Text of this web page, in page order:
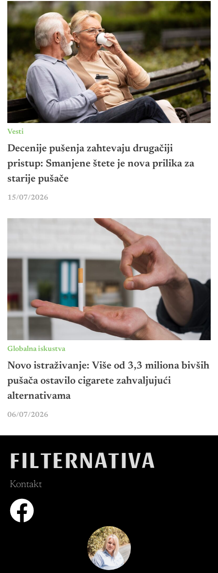
Vesti
Decenije pušenja zahtevaju drugačiji
pristup: Smanjene štete je nova prilika za
starije pušače
15/07/2026
Globalna iskustva
Novo istraživanje: Više od 3,3 miliona bivših
pušača ostavilo cigarete zahvaljujući
alternativama
06/07/2026
FILTERNATIVA
Kontakt